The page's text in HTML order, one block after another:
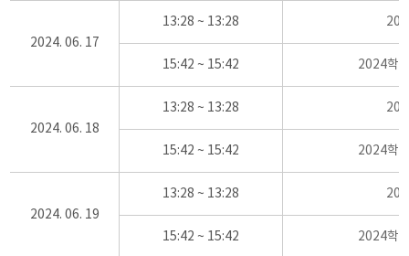
2024. 06. 17
13:28 ~ 13:28
15:42 ~ 15:42 2024학
2024. 06. 18
13:28 ~ 13:28
15:42 ~ 15:42 2024학
2024. 06. 19
13:28 ~ 13:28
15:42 ~ 15:42 2024학